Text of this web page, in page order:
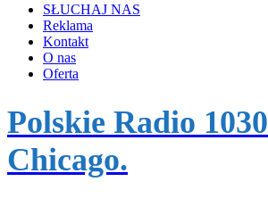
SŁUCHAJ NAS
Reklama
Kontakt
O nas
Oferta
Polskie Radio 1030
Chicago.